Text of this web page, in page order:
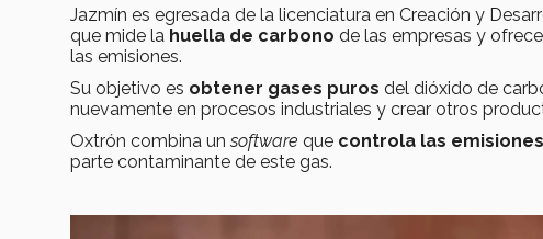
Jazmín es egresada de la licenciatura en Creación y
que mide la huella de carbono de las empresas y
las emisiones.
Su objetivo es obtener gases puros del dióxido de
nuevamente en procesos industriales y crear otros
Oxtrón combina unsoftware que controla las
parte contaminante de este gas.